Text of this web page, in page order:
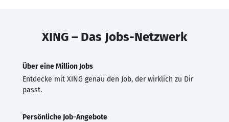
XING – Das Jobs-Netzwerk
Über eine Million Jobs
Entdecke mit XING genau den Job, der wirklich zu Dir
passt.
Persönliche Job-Angebote